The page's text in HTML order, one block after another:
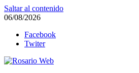
Saltar al contenido
06/08/2026
Facebook
Twiter